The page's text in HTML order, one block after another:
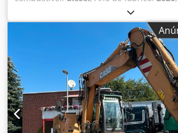
9.780 kg Dkodezrrw Aopfx Aixer Para
informações, entre em contato com a